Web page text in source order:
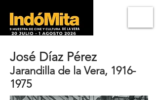
José Díaz Pérez
Jarandilla de la Vera, 1916-
1975